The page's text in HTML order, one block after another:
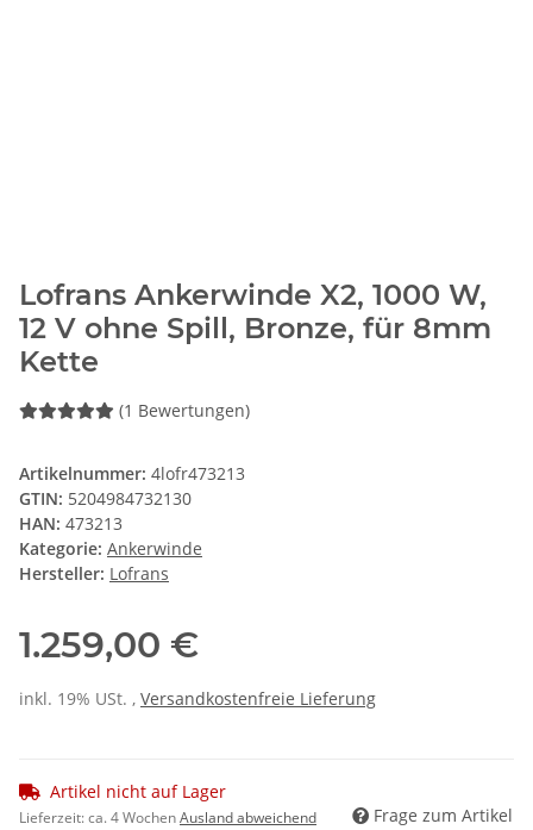
Lofrans Ankerwinde X2, 1000 W,
12 V ohne Spill, Bronze, für 8mm
Kette
(1 Bewertungen)
Artikelnummer: 4lofr473213
GTIN: 5204984732130
HAN: 473213
Kategorie: Ankerwinde
Hersteller: Lofrans
1.259,00 €
inkl. 19% USt. , Versandkostenfreie Lieferung
Artikel nicht auf Lager
Lieferzeit:ca. 4 WochenAusland abweichend Frage zum Artikel